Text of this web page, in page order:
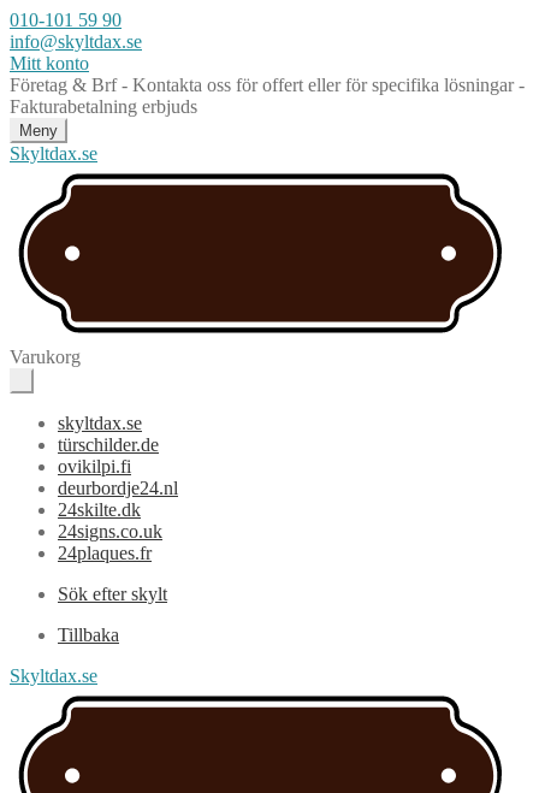
010-101 59 90
info@skyltdax.se
Mitt konto
Företag & Brf - Kontakta oss för offert eller för specifika lösningar -
Fakturabetalning erbjuds
Meny
Skyltdax.se
Varukorg
skyltdax.se
türschilder.de
ovikilpi.fi
deurbordje24.nl
24skilte.dk
24signs.co.uk
24plaques.fr
Sök efter skylt
Tillbaka
Skyltdax.se